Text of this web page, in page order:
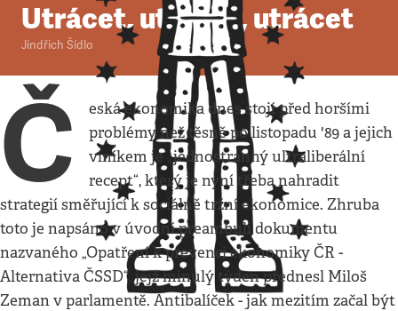
Utrácet, utrácet, utrácet
Jindřich Šídlo
Č
eská ekonomika dnes stojí před horšími
problémy než těsně po listopadu '89 a jejich
viníkem je „jednostranný ultraliberální
recept“, který je nyní třeba nahradit
strategií směřující k sociálně tržní ekonomice. Zhruba
toto je napsáno v úvodní preambuli dokumentu
nazvaného „Opatření k prevenci ekonomiky ČR -
Alternativa ČSSD“, jejž minulý týden přednesl Miloš
Zeman v parlamentě. Antibalíček - jak mezitím začal být